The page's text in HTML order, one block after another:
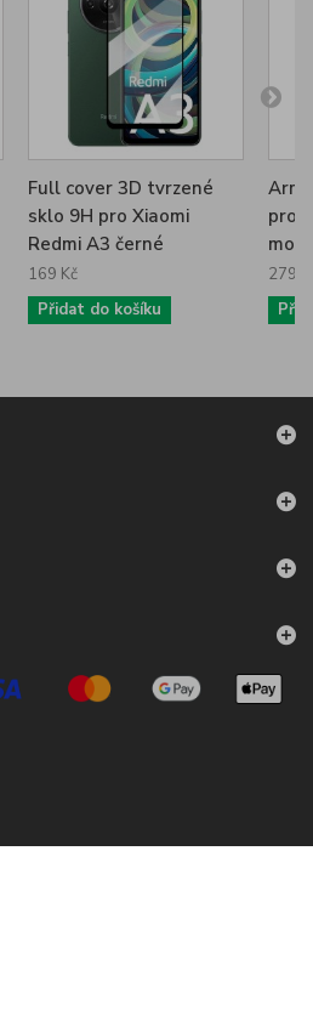
Full cover 3D tvrzené
sklo 9H pro Xiaomi
Redmi A3 černé
169 Kč
Přidat do košíku
pro
279